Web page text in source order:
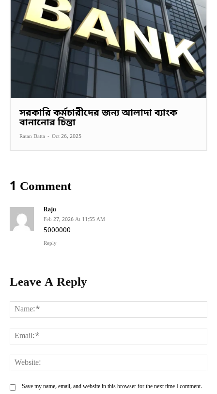
সরকারি কর্মচারীদের জন্য আলাদা ব্যাংক
বানানোর চিন্তা
Ratan Datta - Oct 26, 2025
1 Comment
Raju
Feb 27, 2026 At 11:55 AM
5000000
Reply
Leave A Reply
Save my name, email, and website in this browser for the next time I comment.